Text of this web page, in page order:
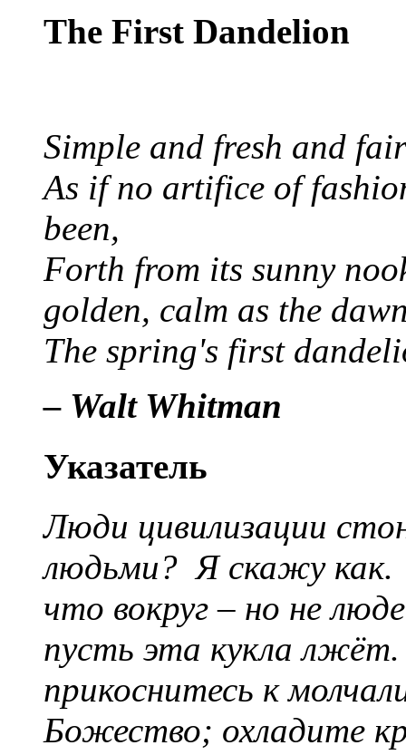
The First Dandelion
Simple and fresh and
As if no artifice of
been,
Forth from its sunny
golden, calm as the
The spring's first
– Walt Whitman
Указатель
Люди цивилизации
людьми? Я скажу как.
что вокруг – но не
пусть эта кукла
прикоснитесь к
Божество; охладите